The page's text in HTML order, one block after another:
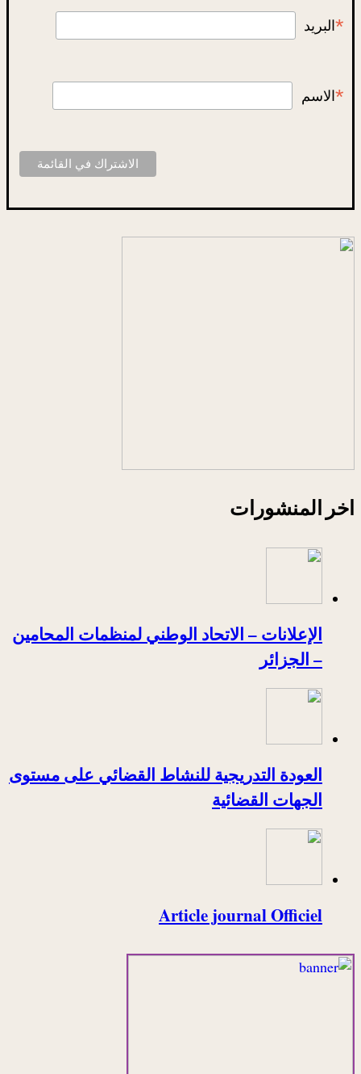
* البريد
*الاسم
اخر المنشورات
الإعلانات – الاتحاد الوطني لمنظمات المحامين
– الجزائر
العودة التدريجية للنشاط القضائي على مستوى
الجهات القضائية
Article journal Officiel